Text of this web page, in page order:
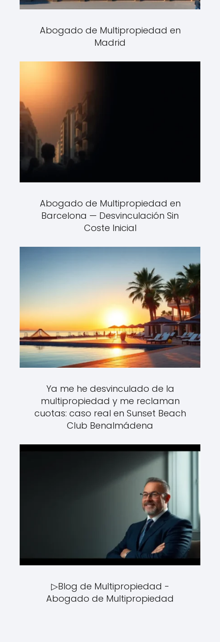
Abogado de Multipropiedad en
Madrid
Abogado de Multipropiedad en
Barcelona — Desvinculación Sin
Coste Inicial
Ya me he desvinculado de la
multipropiedad y me reclaman
cuotas: caso real en Sunset Beach
Club Benalmádena
▷Blog de Multipropiedad -
Abogado de Multipropiedad